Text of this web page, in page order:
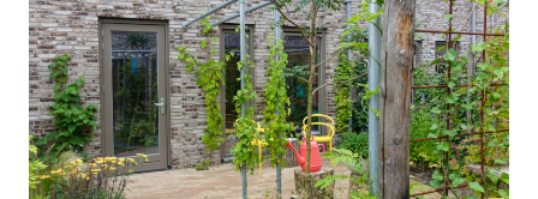
Onze impact
Over ons
Werken bij